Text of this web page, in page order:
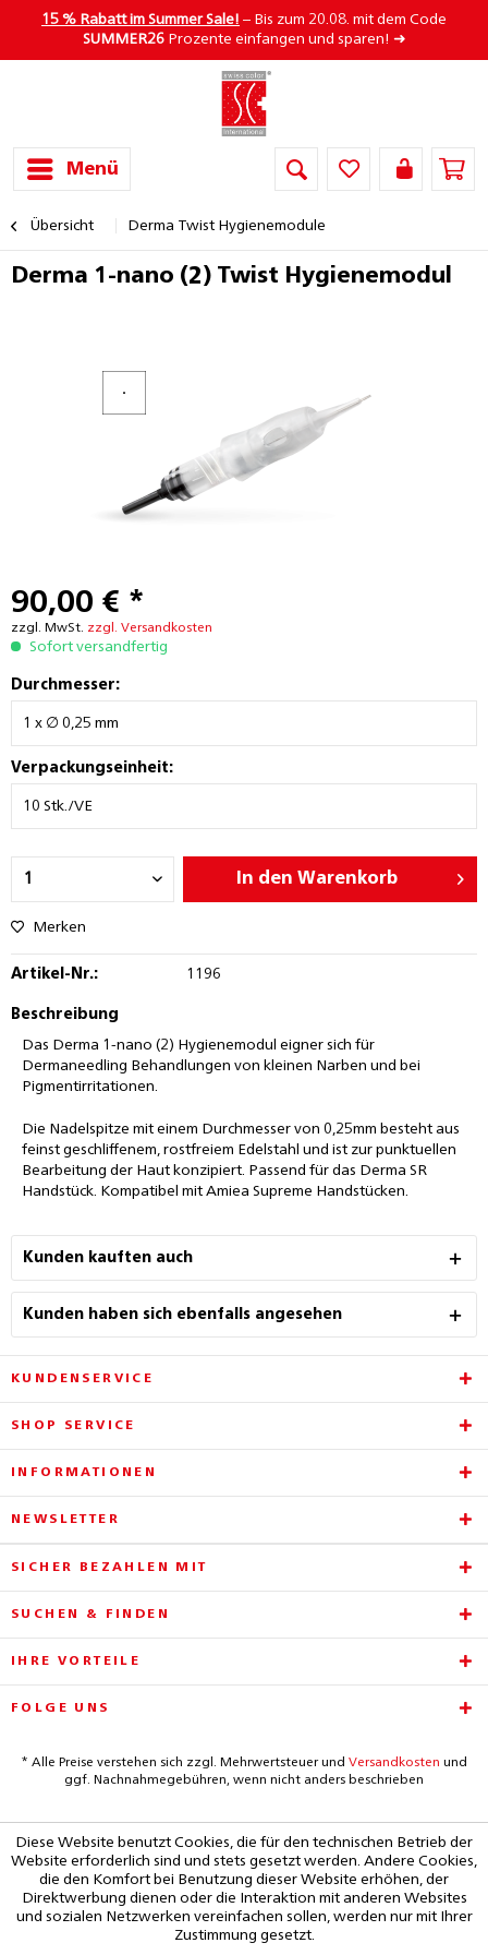
15 % Rabatt im Summer Sale! – Bis zum 20.08. mit dem Code
SUMMER26Prozente einfangen und sparen! ➜
Menü
Übersicht Derma Twist Hygienemodule
Derma 1-nano (2) Twist Hygienemodul
90,00 € *
zzgl. MwSt. zzgl. Versandkosten
Sofort versandfertig
Durchmesser:
Verpackungseinheit:
In den Warenkorb
Merken
Artikel-Nr.: 1196
Beschreibung
Das Derma 1-nano (2) Hygienemodul eigner sich für
Dermaneedling Behandlungen von kleinen Narben und bei
Pigmentirritationen.
Die Nadelspitze mit einem Durchmesser von 0,25mm besteht aus
feinst geschliffenem, rostfreiem Edelstahl und ist zur punktuellen
Bearbeitung der Haut konzipiert. Passend für das Derma SR
Handstück. Kompatibel mit Amiea Supreme Handstücken.
Kunden kauften auch
Kunden haben sich ebenfalls angesehen
KUNDENSERVICE
SHOP SERVICE
INFORMATIONEN
NEWSLETTER
SICHER BEZAHLEN MIT
SUCHEN & FINDEN
IHRE VORTEILE
FOLGE UNS
* Alle Preise verstehen sich zzgl. Mehrwertsteuer und Versandkosten und
ggf. Nachnahmegebühren, wenn nicht anders beschrieben
Diese Website benutzt Cookies, die für den technischen Betrieb der
Website erforderlich sind und stets gesetzt werden. Andere Cookies,
die den Komfort bei Benutzung dieser Website erhöhen, der
Direktwerbung dienen oder die Interaktion mit anderen Websites
und sozialen Netzwerken vereinfachen sollen, werden nur mit Ihrer
Zustimmung gesetzt.